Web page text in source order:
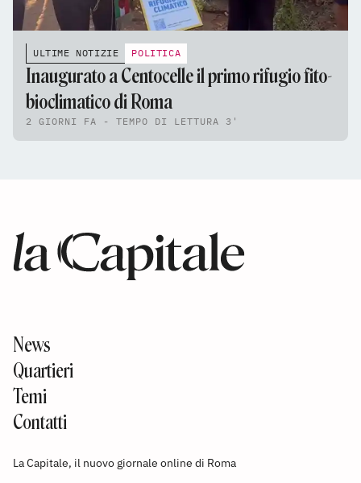
ULTIME NOTIZIE POLITICA
Inaugurato a Centocelle il primo rifugio fito-
bioclimatico di Roma
2 GIORNI FA - TEMPO DI LETTURA 3'
News
Quartieri
Temi
Contatti
La Capitale, il nuovo giornale online di Roma